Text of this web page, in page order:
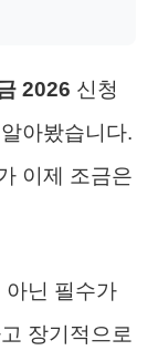
2026 신청
아봤습니다.
이제 조금은
아닌 필수가
장기적으로